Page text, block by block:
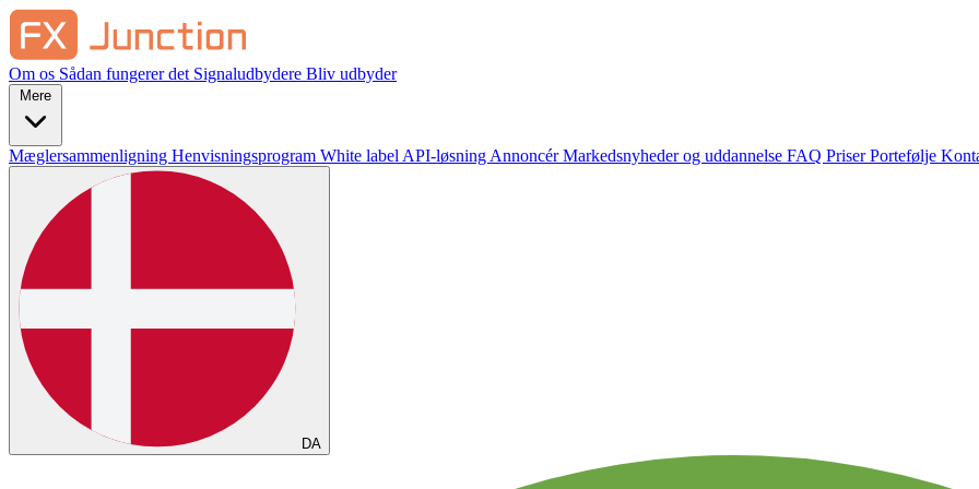
Om os Sådan fungerer det Signaludbydere Bliv udbyder
Mæglersammenligning Henvisningsprogram White label API-løsning AnnoncérMarkedsnyheder og uddannelse FAQ PriserPortefølje
DA